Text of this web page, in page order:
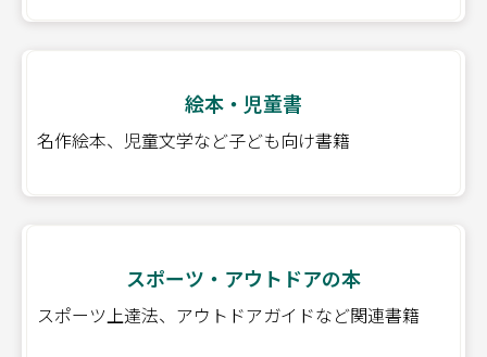
絵本・児童書
名作絵本、児童文学など子ども向け書籍
スポーツ・アウトドアの本
スポーツ上達法、アウトドアガイドなど関連書籍